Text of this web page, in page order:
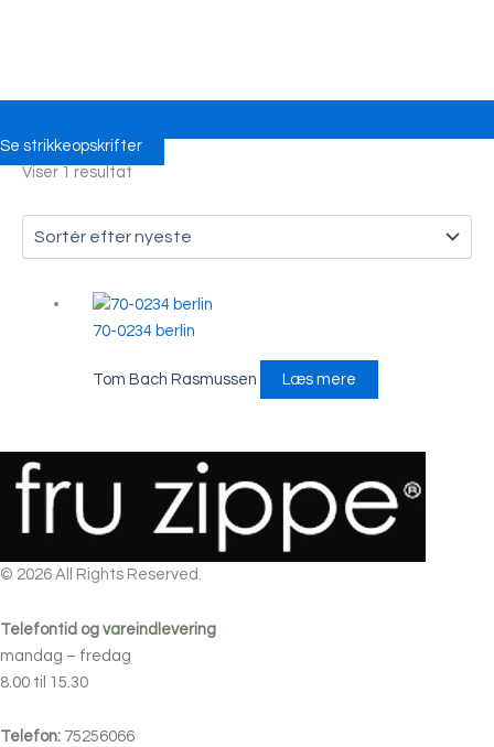
Se strikkeopskrifter
Viser 1 resultat
70-0234 berlin
Tom Bach Rasmussen Læs mere
© 2026 All Rights Reserved.
Telefontid og vareindlevering
mandag – fredag
8.00 til 15.30
Telefon: 75256066